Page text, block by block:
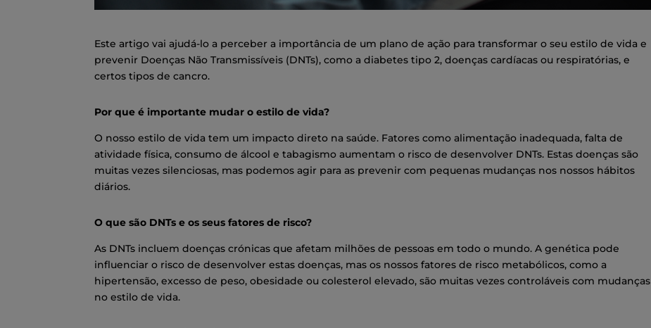
Este artigo vai ajudá-lo a perceber a importância de um plano de ação para transformar o seu estilo de vida e
prevenir Doenças Não Transmissíveis (DNTs), como a diabetes tipo 2, doenças cardíacas ou respiratórias, e
certos tipos de cancro.
Por que é importante mudar o estilo de vida?
O nosso estilo de vida tem um impacto direto na saúde. Fatores como alimentação inadequada, falta de
atividade física, consumo de álcool e tabagismo aumentam o risco de desenvolver DNTs. Estas doenças são
muitas vezes silenciosas, mas podemos agir para as prevenir com pequenas mudanças nos nossos hábitos
diários.
O que são DNTs e os seus fatores de risco?
As DNTs incluem doenças crónicas que afetam milhões de pessoas em todo o mundo. A genética pode
influenciar o risco de desenvolver estas doenças, mas os nossos fatores de risco metabólicos, como a
hipertensão, excesso de peso, obesidade ou colesterol elevado, são muitas vezes controláveis com mudanças
no estilo de vida.